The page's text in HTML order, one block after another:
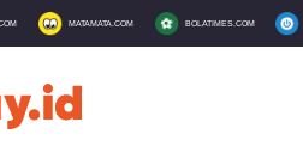
MATAMATA.COM BOLATIMES.COM